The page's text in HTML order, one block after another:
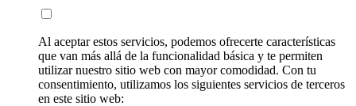
Al aceptar estos servicios, podemos ofrecerte características
que van más allá de la funcionalidad básica y te permiten
utilizar nuestro sitio web con mayor comodidad. Con tu
consentimiento, utilizamos los siguientes servicios de terceros
en este sitio web: